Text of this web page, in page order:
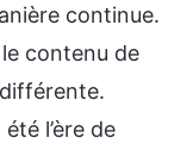
continue.
contenu de
l’ère de